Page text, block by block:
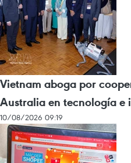
Vietnam aboga por
Australia en tecnología e
10/08/2026 09:19